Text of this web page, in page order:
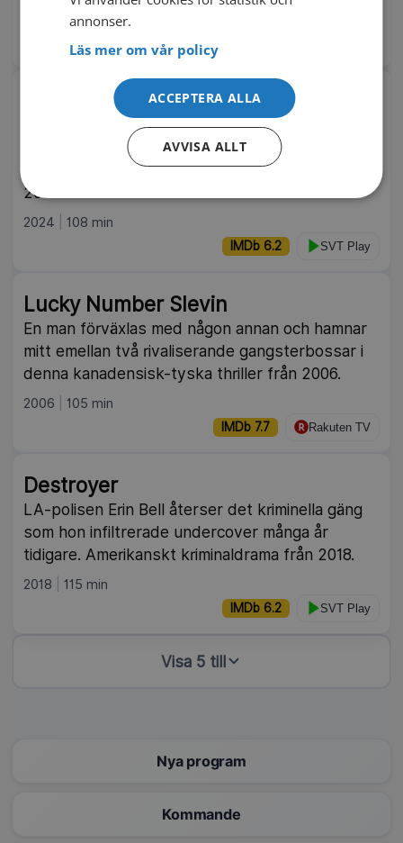
Greedy People
En svart komedi som utspelar sig i en liten stad
där poliserna Terry och Will råkar bli indragna i
ett invecklat mordfall. Amerikansk långfilm från
2024.
2024 108 min
IMDb 6.2 SVT Play
Lucky Number Slevin
En man förväxlas med någon annan och hamnar
mitt emellan två rivaliserande gangsterbossar i
denna kanadensisk-tyska thriller från 2006.
2006 105 min
IMDb 7.7 Rakuten TV
Destroyer
LA-polisen Erin Bell återser det kriminella gäng
som hon infiltrerade undercover många år
tidigare. Amerikanskt kriminaldrama från 2018.
2018 115 min
IMDb 6.2 SVT Play
Visa 5 till
Nya program
Kommande
annonser.
Läs mer om vår policy
ACCEPTERA ALLA
AVVISA ALLT